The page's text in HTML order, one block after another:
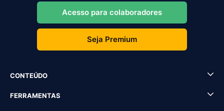
Acesso para colaboradores
Seja Premium
CONTEÚDO
FERRAMENTAS